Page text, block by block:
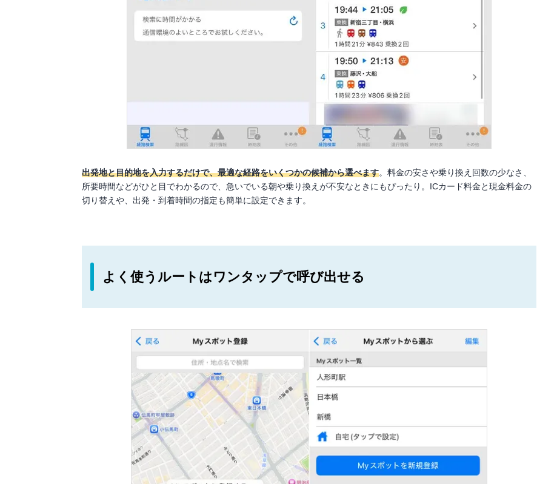
出発地と目的地を入力するだけで、最適な経路をいくつかの候補から選べます。料金の安さや乗り換え回数の少なさ、
所要時間などがひと目でわかるので、急いでいる朝や乗り換えが不安なときにもぴったり。ICカード料金と現金料金の
切り替えや、出発・到着時間の指定も簡単に設定できます。
よく使うルートはワンタップで呼び出せる